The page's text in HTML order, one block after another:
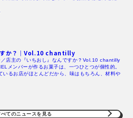
すか？｜Vol.10 chantilly
店主の『いちおし』なんですか？Vol.10 chantilly
メンバーが作るお菓子は、一つひとつが個性的。
いるお店がほとんどだから、味はもちろん、材料や
べてのニュースを見る​